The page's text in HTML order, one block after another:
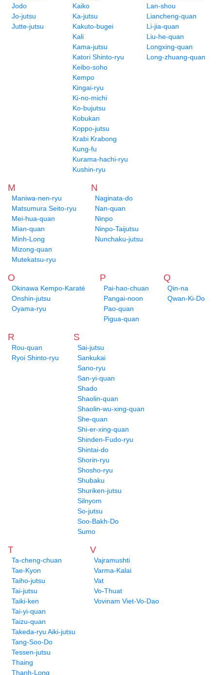
Jodo
Jo-jutsu
Jutte-jutsu
Kaiko
Ka-jutsu
Kakuto-bugei
Kali
Kama-jutsu
Katori Shinto-ryu
Keibo-soho
Kempo
Kingai-ryu
Ki-no-michi
Ko-bujutsu
Kobukan
Koppo-jutsu
Krabi Krabong
Kung-fu
Kurama-hachi-ryu
Kushin-ryu
Lan-shou
Liancheng-quan
Li-jia-quan
Liu-he-quan
Longxing-quan
Long-zhuang-quan
M
Maniwa-nen-ryu
Matsumura Seito-ryu
Mei-hua-quan
Mian-quan
Minh-Long
Mizong-quan
Mutekatsu-ryu
N
Naginata-do
Nan-quan
Ninpo
Ninpo-Taijutsu
Nunchaku-jutsu
O
Okinawa Kempo-Karaté
Onshin-jutsu
Oyama-ryu
P
Pai-hao-chuan
Pangai-noon
Pao-quan
Pigua-quan
Q
Qin-na
Qwan-Ki-Do
R
Rou-quan
Ryoi Shinto-ryu
S
Sai-jutsu
Sankukai
Sano-ryu
San-yi-quan
Shado
Shaolin-quan
Shaolin-wu-xing-quan
She-quan
Shi-er-xing-quan
Shinden-Fudo-ryu
Shintai-do
Shorin-ryu
Shosho-ryu
Shubaku
Shuriken-jutsu
Silnyom
So-jutsu
Soo-Bakh-Do
Sumo
T
Ta-cheng-chuan
Tae-Kyon
Taiho-jutsu
Tai-jutsu
Taiki-ken
Tai-yi-quan
Taizu-quan
Takeda-ryu Aiki-jutsu
Tang-Soo-Do
Tessen-jutsu
Thaing
Thanh-Long
V
Vajramushti
Varma-Kalai
Vat
Vo-Thuat
Vovinam Viet-Vo-Dao